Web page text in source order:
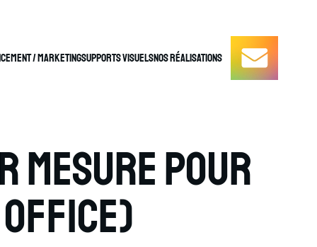
/ MarketingSupports VisuelsNos réalisations
mesure pour